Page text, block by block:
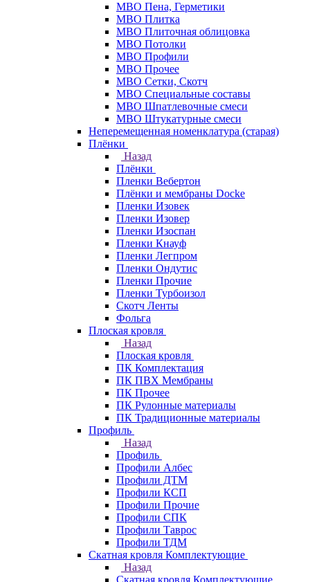
МВО Пена, Герметики
МВО Плитка
МВО Плиточная облицовка
МВО Потолки
МВО Профили
МВО Прочее
МВО Сетки, Скотч
МВО Специальные составы
МВО Шпатлевочные смеси
МВО Штукатурные смеси
Неперемещенная номенклатура (старая)
Плёнки
Назад
Плёнки
Пленки Вебертон
Плёнки и мембраны Docke
Пленки Изовек
Пленки Изовер
Пленки Изоспан
Пленки Кнауф
Пленки Легпром
Пленки Ондутис
Пленки Прочие
Пленки Турбоизол
Скотч Ленты
Фольга
Плоская кровля
Назад
Плоская кровля
ПК Комплектация
ПК ПВХ Мембраны
ПК Прочее
ПК Рулонные материалы
ПК Традиционные материалы
Профиль
Назад
Профиль
Профили Албес
Профили ДТМ
Профили КСП
Профили Прочие
Профили СПК
Профили Таврос
Профили ТДМ
Скатная кровля Комплектующие
Назад
Скатная кровля Комплектующие